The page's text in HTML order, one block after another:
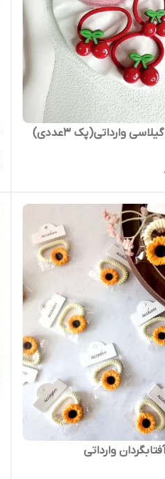
وارداتی(پک 3عددی)
وارداتی